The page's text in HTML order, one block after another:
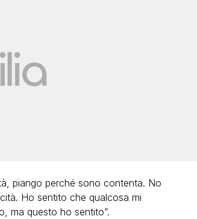
piango perché sono contenta. No
Ho sentito che qualcosa mi
ma questo ho sentito”.